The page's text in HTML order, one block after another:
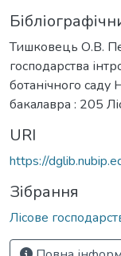
Тишковець О.В.
господарства
ботанічного саду
бакалавра : 205
URI
https://
Зібрання
Лісове